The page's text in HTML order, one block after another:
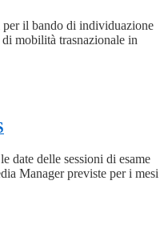
il bando di individuazione
mobilità trasnazionale in
date delle sessioni di esame
Manager previste per i mesi